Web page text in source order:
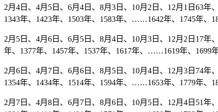
2月4日、4月5日、6月4日、8月3日、10月2日、12月1日63年
1343年、1423年、1503年、1583年、……1642年、1745年、
2月5日、4月6日、6月5日、8月4日、10月3日、12月2日17年
年、1377年、1457年、1537年、1617年、……1619年、1699
2月6日、4月7日、6月6日、8月5日、10月4日、12月3日74年
1354年、1434年、1514年、1594年、……1653年、1779年、
2月7日、4月8日、6月7日、8月6日、10月5日、12月4日51年